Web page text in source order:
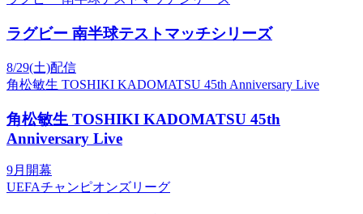
ラグビー 南半球テストマッチシリーズ
8/29(土)配信
角松敏生 TOSHIKI KADOMATSU 45th Anniversary Live
角松敏生 TOSHIKI KADOMATSU 45th
Anniversary Live
9月開幕
UEFAチャンピオンズリーグ